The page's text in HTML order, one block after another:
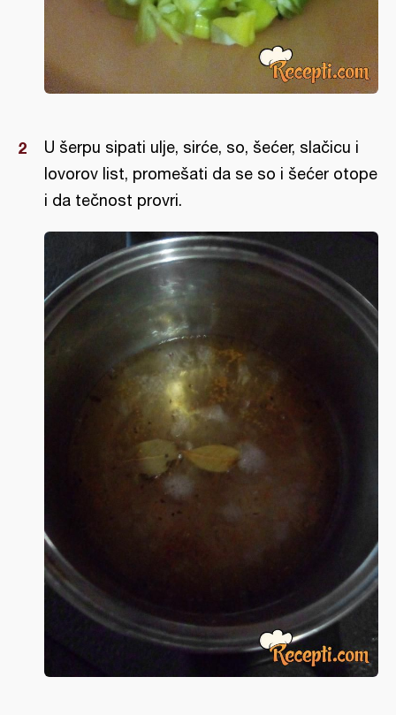
U šerpu sipati ulje, sirće, so, šećer, slačicu i
lovorov list, promešati da se so i šećer otope
i da tečnost provri.